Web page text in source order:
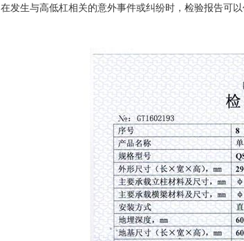
在发生与高低杠相关的意外事件或纠纷时，检验报告可